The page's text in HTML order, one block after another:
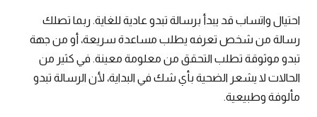
احتيال واتساب قد يبدأ برسالة تبدو عادية للغاية. ربما تصلك
رسالة من شخص تعرفه يطلب مساعدة سريعة، أو من جهة
تبدو موثوقة تطلب التحقق من معلومة معينة. في كثير من
الحالات لا يشعر الضحية بأي شك في البداية، لأن الرسالة تبدو
مألوفة وطبيعية.